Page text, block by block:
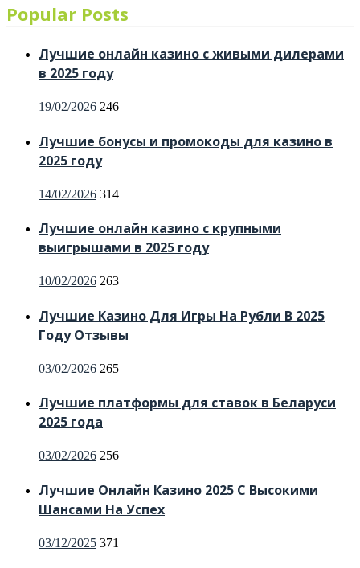
Popular Posts
Лучшие онлайн казино с живыми дилерами
в 2025 году
Posted
19/02/2026 246
Лучшие бонусы и промокоды для казино в
2025 году
Posted
14/02/2026 314
Лучшие онлайн казино с крупными
выигрышами в 2025 году
Posted
10/02/2026 263
Лучшие Казино Для Игры На Рубли В 2025
Году Отзывы
Posted
03/02/2026 265
Лучшие платформы для ставок в Беларуси
2025 года
Posted
03/02/2026 256
Лучшие Онлайн Казино 2025 С Высокими
Шансами На Успех
Posted
03/12/2025 371